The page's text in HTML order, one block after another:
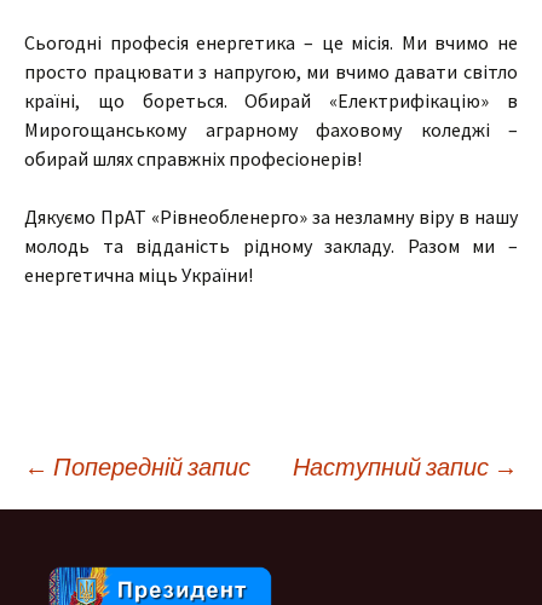
Сьогодні професія енергетика – це місія. Ми вчимо не
просто працювати з напругою, ми вчимо давати світло
країні, що бореться. Обирай «Електрифікацію» в
Мирогощанському аграрному фаховому коледжі –
обирай шлях справжніх професіонерів!
Дякуємо ПрАТ «Рівнеобленерго» за незламну віру в нашу
молодь та відданість рідному закладу. Разом ми –
енергетична міць України!
Навігація
по
← Попередній запис Наступний запис →